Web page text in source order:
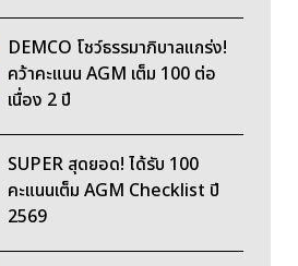
DEMCO โชว์ธรรมาภิบาลแกร่ง!
คว้าคะแนน AGM เต็ม 100 ต่อ
เนื่อง 2 ปี
SUPER สุดยอด! ได้รับ 100
คะแนนเต็ม AGM Checklist ปี
2569